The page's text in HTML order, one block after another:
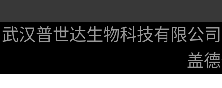
武汉普世达生物科技有限公司
盖